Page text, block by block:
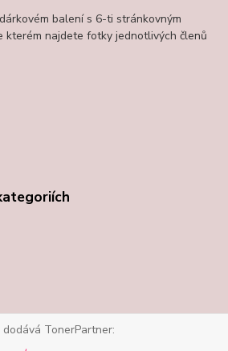
balení s 6-ti stránkovným
kterém najdete fotky jednotlivých členů
TonerPartner: